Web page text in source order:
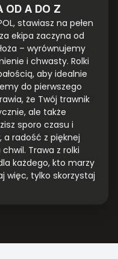
OD A DO Z
stawiasz na pełen
ekipa zaczyna od
– wyrównujemy
i chwasty. Rolki
aby idealnie
do pierwszego
że Twój trawnik
ale także
sporo czasu i
radość z pięknej
Trawa z rolki
każdego, kto marzy
więc, tylko skorzystaj